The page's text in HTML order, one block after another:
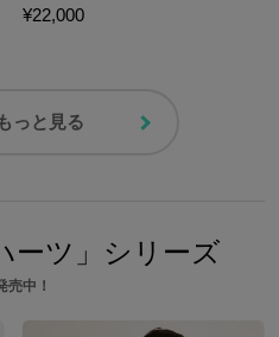
¥22,000
っと見る
ーツ」シリーズ
売中！